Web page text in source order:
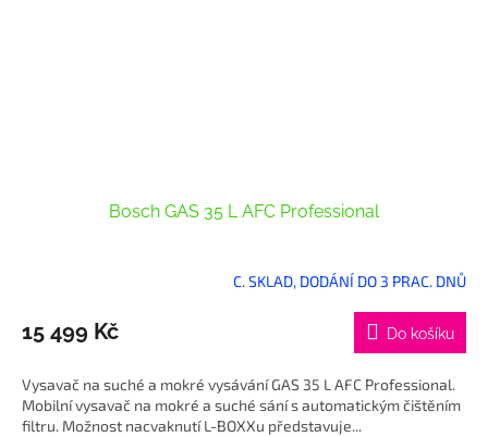
Bosch GAS 35 L AFC Professional
C. SKLAD, DODÁNÍ DO 3 PRAC. DNŮ
15 499 Kč Do košíku
Vysavač na suché a mokré vysávání GAS 35 L AFC Professional.
Mobilní vysavač na mokré a suché sání s automatickým čištěním
filtru. Možnost nacvaknutí L-BOXXu představuje...